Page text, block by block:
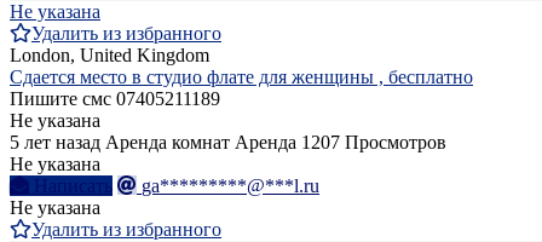
Не указана
Удалить из избранного
London, United Kingdom
Сдается место в студио флате для женщины , бесплатно
Пишите смс 07405211189
Не указана
5 лет назад Аренда комнат Аренда 1207 Просмотров
Не указана
Написать
ga*********@***l.ru
Не указана
Удалить из избранного